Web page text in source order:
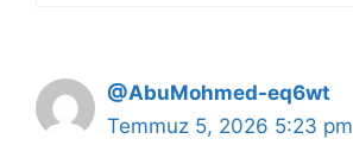
@AbuMohmed-eq6wt
Temmuz 5, 2026 5:23 pm